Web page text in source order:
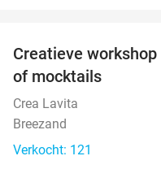
Creatieve
of mocktails
Crea Lavita
Breezand
Verkocht: 121